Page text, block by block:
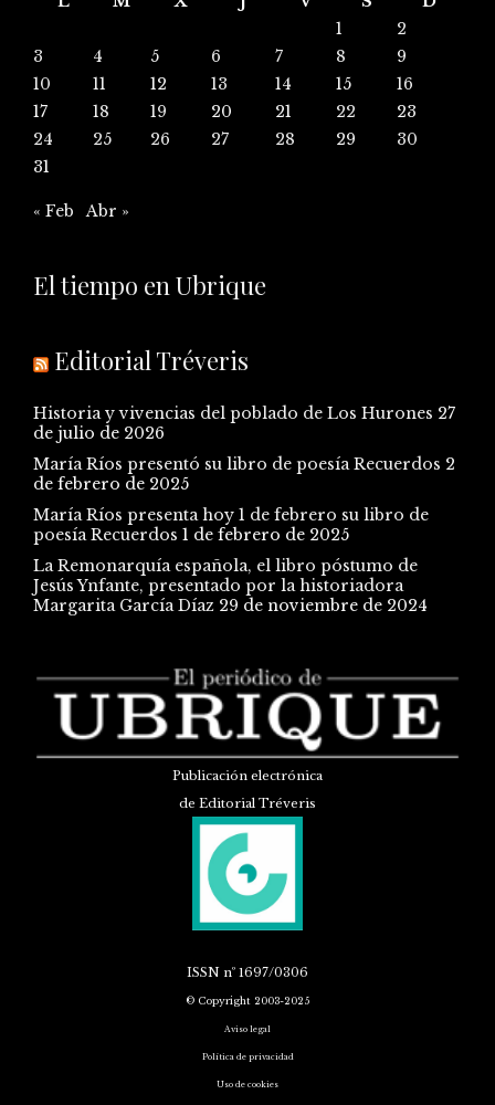
1
2
3
4 5 6 7 8
9
10
11 12 13 14 15
16
17
18 19 20 21 22
23
24
25 26 27 28 29
30
31
« Feb Abr »
El tiempo en Ubrique
Editorial Tréveris
Historia y vivencias del poblado de Los Hurones 27
de julio de 2026
María Ríos presentó su libro de poesía Recuerdos 2
de febrero de 2025
María Ríos presenta hoy 1 de febrero su libro de
poesía Recuerdos 1 de febrero de 2025
La Remonarquía española, el libro póstumo de
Jesús Ynfante, presentado por la historiadora
Margarita García Díaz 29 de noviembre de 2024
Publicación electrónica
de Editorial Tréveris
ISSN nº 1697/0306
© Copyright 2003-2025
Aviso legal
Política de privacidad
Uso de cookies